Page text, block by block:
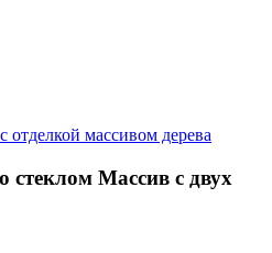
отделкой массивом дерева
стеклом Массив с двух